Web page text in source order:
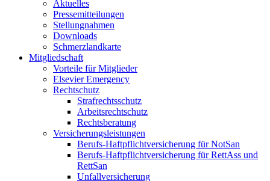
Aktuelles
Pressemitteilungen
Stellungnahmen
Downloads
Schmerzlandkarte
Mitgliedschaft
Vorteile für Mitglieder
Elsevier Emergency
Rechtschutz
Strafrechtsschutz
Arbeitsrechtschutz
Rechtsberatung
Versicherungsleistungen
Berufs-Haftpflichtversicherung für NotSan
Berufs-Haftpflichtversicherung für RettAss und
RettSan
Unfallversicherung